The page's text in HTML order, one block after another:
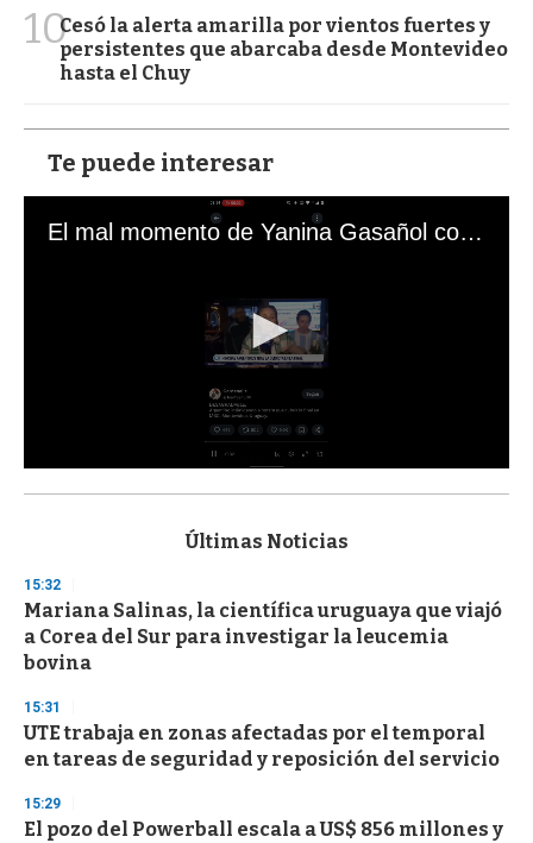
10Cesó la alerta amarilla por vientos fuertes y
persistentes que abarcaba desde Montevideo
hasta el Chuy
Te puede interesar
El mal momento de Yanina Gasañol con un hincha argentino en "Subrayado"
s
d
s
o
f
3
s
e
c
o
d
s
Últimas Noticias
15:32
Mariana Salinas, la científica uruguaya que viajó
a Corea del Sur para investigar la leucemia
bovina
15:31
UTE trabaja en zonas afectadas por el temporal
en tareas de seguridad y reposición del servicio
15:29
El pozo del Powerball escala a US$ 856 millones y